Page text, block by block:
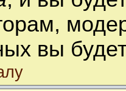
вы